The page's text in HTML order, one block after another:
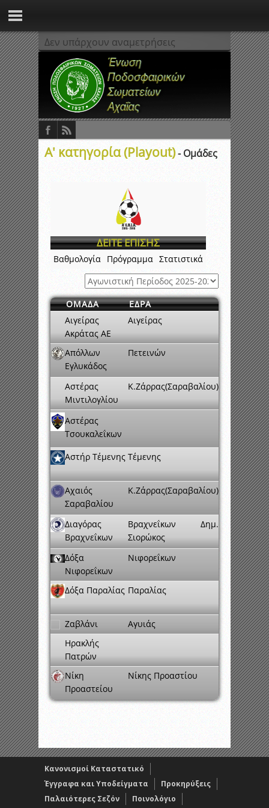
Δεν υπάρχουν αναμετρήσεις
Α' κατηγορία (Playout)- Ομάδες
ΔΕΙΤΕ ΕΠΙΣΗΣ
Βαθμολογία Πρόγραμμα Στατιστικά
ΟΜΑΔΑ
ΕΔΡΑ
Αιγείρας
Ακράτας ΑΕ
Αιγείρας
Απόλλων
Εγλυκάδος
Πετεινών
Αστέρας
Μιντιλογλίου
Κ.Ζάρρας(Σαραβαλίου)
Αστέρας
Τσουκαλεΐκων
Αστήρ Τέμενης Τέμενης
Αχαιός
Σαραβαλίου
Κ.Ζάρρας(Σαραβαλίου)
Διαγόρας
Βραχνεΐκων
Βραχνεΐκων Δημ.
Σιορώκος
Δόξα
Νιφορεΐκων
Νιφορεΐκων
Δόξα Παραλίας Παραλίας
Ζαβλάνι
Αγυιάς
Ηρακλής
Πατρών
Νίκη
Προαστείου
Νίκης Προαστίου
Κανονισμοί Καταστατικό
Έγγραφα και Υποδείγματα
Προκηρύξεις
Παλαιότερες Σεζόν
Ποινολόγιο